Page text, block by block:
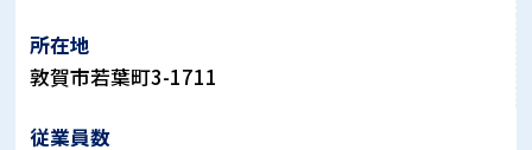
敦賀市若葉町3-1711